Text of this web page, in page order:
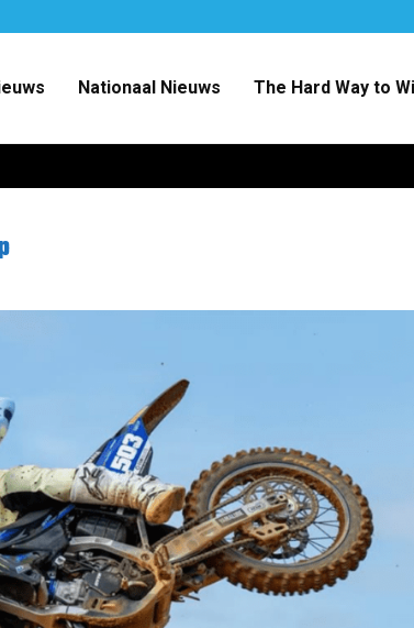
Nationaal Nieuws The Hard Way to